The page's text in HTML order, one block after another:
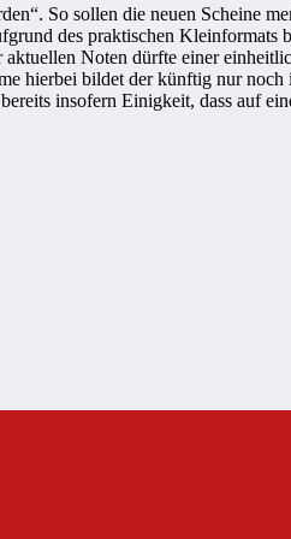
So sollen die neuen Scheine
des praktischen Kleinformats
Noten dürfte einer
hierbei bildet der künftig nur
insofern Einigkeit, dass auf